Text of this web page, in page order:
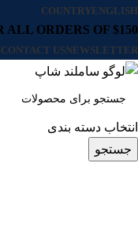
ENGLISH
COUNTRY
ALL ORDERS OF $150
NEWSLETTER
CONTACT US
انتخاب دسته بندی
جستجو